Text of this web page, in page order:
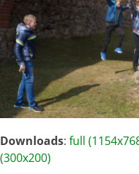
Downloads: full
(300x200)